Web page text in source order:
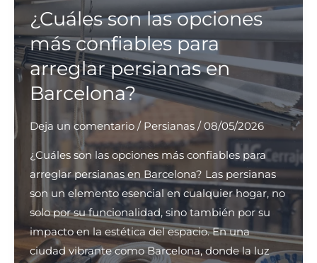
de
persianas
urgente
en
Barcelona?
¿Cuáles son las opciones
más confiables para
arreglar persianas en
Barcelona?
Deja un comentario / Persianas/08/05/2026
¿Cuáles son las opciones más confiables para
arreglar persianas en Barcelona? Las persianas
son un elemento esencial en cualquier hogar, no
solo por su funcionalidad, sino también por su
impacto en la estética del espacio. En una
ciudad vibrante como Barcelona, donde la luz